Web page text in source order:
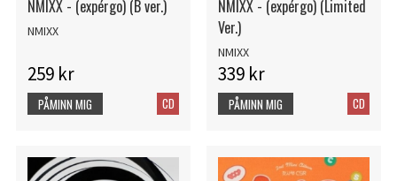
NMIXX - (expérgo) (B ver.)
NMIXX
259 kr
CD
PÅMINN MIG
NMIXX - (expérgo) (Limited
Ver.)
NMIXX
339 kr
CD
PÅMINN MIG